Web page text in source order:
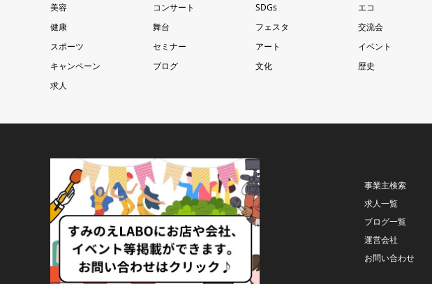
美容
コンサート SDGs
エコ
健康
舞台 フェスタ
交流会
スポーツ
セミナー アート
イベント
キャンペーン
ブログ 文化
歴史
求人
事業主検索
求人一覧
ブログ一覧
運営会社
お問い合わせ